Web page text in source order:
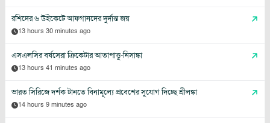
রশিদের ৬ উইকেটে আফগানদের দুর্দান্ত জয়
13 hours 30 minutes ago
এসএলসির বর্ষসেরা ক্রিকেটার আতাপাত্তু-নিসাঙ্কা
13 hours 41 minutes ago
ভারত সিরিজে দর্শক টানতে বিনামূল্যে প্রবেশের সুযোগ দিচ্ছে শ্রীলঙ্কা
14 hours 9 minutes ago